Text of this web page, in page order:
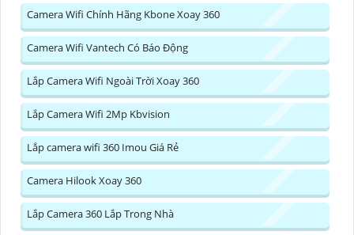
Camera Wifi Chính Hãng Kbone Xoay 360
Camera Wifi Vantech Có Báo Động
Lắp Camera Wifi Ngoài Trời Xoay 360
Lắp Camera Wifi 2Mp Kbvision
Lắp camera wifi 360 Imou Giá Rẻ
Camera Hilook Xoay 360
Lắp Camera 360 Lắp Trong Nhà